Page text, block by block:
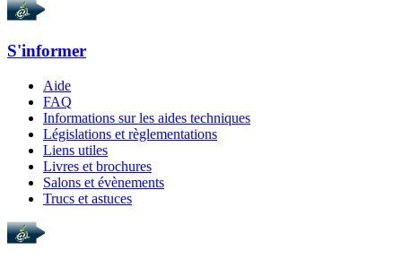
S'informer
Aide
FAQ
Informations sur les aides techniques
Législations et règlementations
Liens utiles
Livres et brochures
Salons et évènements
Trucs et astuces